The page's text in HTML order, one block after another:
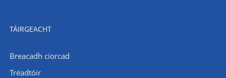
TÁIRGEACHT
Breacadh ciorcad
Tréadtóir